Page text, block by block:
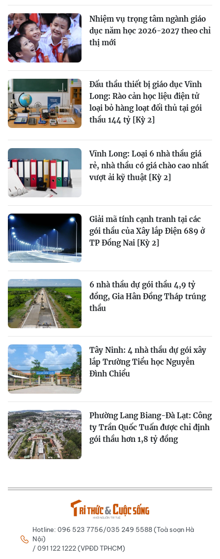
Nhiệm vụ trọng tâm ngành giáo
dục năm học 2026-2027 theo chỉ
thị mới
Đấu thầu thiết bị giáo dục Vĩnh
Long: Rào cản học liệu điện tử
loại bỏ hàng loạt đối thủ tại gói
thầu 144 tỷ [Kỳ 2]
Vĩnh Long: Loại 6 nhà thầu giá
rẻ, nhà thầu có giá chào cao nhất
vượt ải kỹ thuật [Kỳ 2]
Giải mã tính cạnh tranh tại các
gói thầu của Xây lắp Điện 689 ở
TP Đồng Nai [Kỳ 2]
6 nhà thầu dự gói thầu 4,9 tỷ
đồng, Gia Hân Đồng Tháp trúng
thầu
Tây Ninh: 4 nhà thầu dự gói xây
lắp Trường Tiểu học Nguyễn
Đình Chiểu
Phường Lang Biang-Đà Lạt: Công
ty Trần Quốc Tuấn được chỉ định
gói thầu hơn 1,8 tỷ đồng
Hotline: 096 523 7756/035 249 5588 (Toà soạn Hà
Nội)
/ 091 122 1222 (VPĐD TPHCM)